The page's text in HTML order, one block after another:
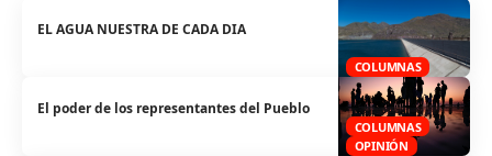
COLUMNAS
EL AGUA NUESTRA DE CADA DIA
COLUMNAS
OPINIÓN
El poder de los representantes del Pueblo